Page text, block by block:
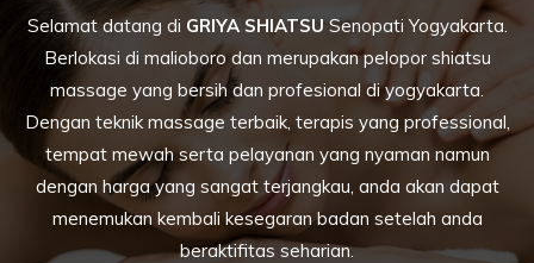
Selamat datang di GRIYA SHIATSU Senopati Yogyakarta.
Berlokasi di malioboro dan merupakan pelopor shiatsu
massage yang bersih dan profesional di yogyakarta.
Dengan teknik massage terbaik, terapis yang professional,
tempat mewah serta pelayanan yang nyaman namun
dengan harga yang sangat terjangkau, anda akan dapat
menemukan kembali kesegaran badan setelah anda
beraktifitas seharian.